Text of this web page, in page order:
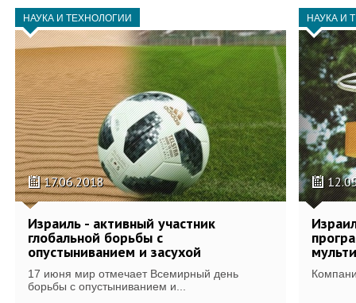
НАУКА И ТЕХНОЛОГИИ
17.06.2018
Израиль - активный участник
глобальной борьбы с
опустыниванием и засухой
17 июня мир отмечает Всемирный день
борьбы с опустыниванием и...
НАУКА И